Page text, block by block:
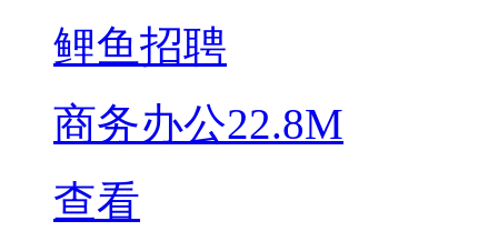
鲤鱼招聘
商务办公22.8M
查看